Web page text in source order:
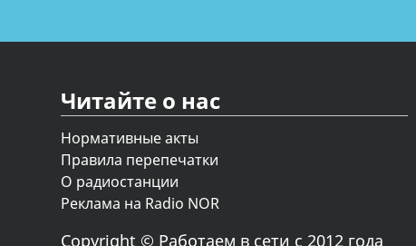
Читайте о нас
Нормативные акты
Правила перепечатки
О радиостанции
Реклама на Radio NOR
Copyright © Работаем в сети с 2012 года